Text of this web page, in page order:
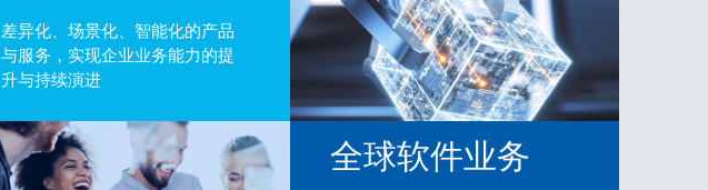
差异化、场景化、智能化的产品
与服务，实现企业业务能力的提
升与持续演进
全球软件业务